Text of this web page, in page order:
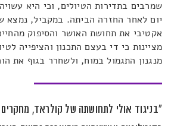
יום לאחר החזרה הביתה. במקביל, נמצא
אקטיבי את תחושת האושר והסיפוק
מציינות כי די בעצם התכנון והציפייה
מנגנון התגמול במוח, ולשחרר בגוף את
"בניגוד אולי לתחושתה של קולראד, מחקרים